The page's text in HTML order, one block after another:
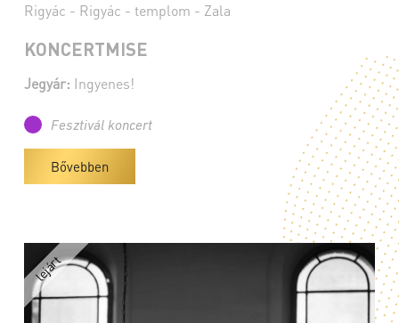
Rigyác - Rigyác - templom - Zala
KONCERTMISE
Jegyár: Ingyenes!
Fesztivál koncert
Bővebben